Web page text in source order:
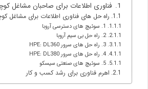
فناوری اطلاعات برای صاحبان مشاغل
راه حل های فناوری اطلاعات برای مشاغل
1. سوئیچ های دسترسی آروبا
2. راه حل بی سیم آروبا
3. راه حل های سرور HPE: DL360
4. راه حل های سرور HPE: DL380
5. سوئیچ های صنعتی سیسکو
اهرم فناوری برای رشد کسب و کار